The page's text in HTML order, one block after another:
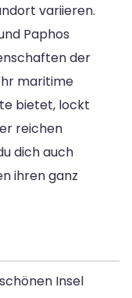
variieren.
Paphos
der
maritime
bietet, lockt
reichen
dich auch
ihren ganz
Insel